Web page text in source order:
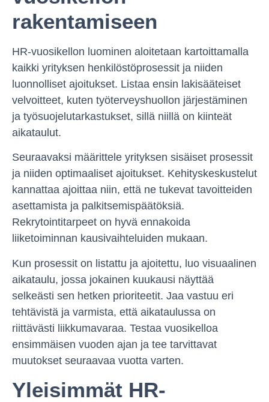
rakentamiseen
HR-vuosikellon luominen aloitetaan kartoittamalla
kaikki yrityksen henkilöstöprosessit ja niiden
luonnolliset ajoitukset. Listaa ensin lakisääteiset
velvoitteet, kuten työterveyshuollon järjestäminen
ja työsuojelutarkastukset, sillä niillä on kiinteät
aikataulut.
Seuraavaksi määrittele yrityksen sisäiset prosessit
ja niiden optimaaliset ajoitukset. Kehityskeskustelut
kannattaa ajoittaa niin, että ne tukevat tavoitteiden
asettamista ja palkitsemispäätöksiä.
Rekrytointitarpeet on hyvä ennakoida
liiketoiminnan kausivaihteluiden mukaan.
Kun prosessit on listattu ja ajoitettu, luo visuaalinen
aikataulu, jossa jokainen kuukausi näyttää
selkeästi sen hetken prioriteetit. Jaa vastuu eri
tehtävistä ja varmista, että aikataulussa on
riittävästi liikkumavaraa. Testaa vuosikelloa
ensimmäisen vuoden ajan ja tee tarvittavat
muutokset seuraavaa vuotta varten.
Yleisimmät HR-